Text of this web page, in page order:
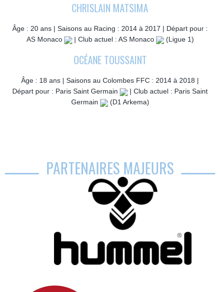
CHRISLAIN MATSIMA
Âge : 20 ans | Saisons au Racing : 2014 à 2017 | Départ pour :
AS Monaco
| Club actuel : AS Monaco (Ligue 1)
OCÉANE TOUSSAINT
Âge : 18 ans | Saisons au Colombes FFC : 2014 à 2018 |
Départ pour : Paris Saint Germain
| Club actuel : Paris Saint
Germain
(D1 Arkema)
PARTENAIRES MAJEURS